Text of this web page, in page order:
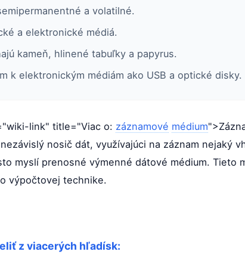
a volatilné.
a elektronické médiá.
kameň, hlinené tabuľky a papyrus.
k elektronickým médiám ako USB a optické disky.
link" title="Viac o: záznamové médium
nosič dát, využívajúci na záznam nejaký
myslí prenosné výmenné dátové médium. Tieto
výpočtovej technike.
z viacerých hľadísk: